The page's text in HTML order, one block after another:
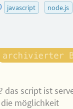
javascript
node.js
das script ist
möglichkeit